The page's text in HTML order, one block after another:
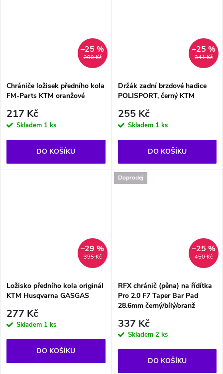
290 Kč
–25 %
Chrániče ložisek předního kola
FM-Parts KTM oranžové
217 Kč
Skladem 1 ks
DO KOŠÍKU
341 Kč
–25 %
Držák zadní brzdové hadice
POLISPORT, černý KTM
255 Kč
Skladem 1 ks
DO KOŠÍKU
395 Kč
–29 %
Ložisko předního kola originál
KTM Husqvarna GASGAS
277 Kč
Skladem 1 ks
DO KOŠÍKU
Doprodej
450 Kč
–25 %
RFX chránič (pěna) na řídítka
Pro 2.0 F7 Taper Bar Pad
28.6mm černý/bílý/oranž
337 Kč
Skladem 2 ks
DO KOŠÍKU